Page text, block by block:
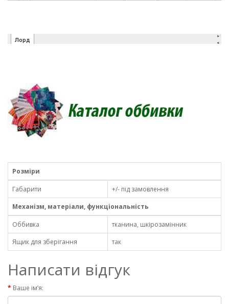
Розміри
Габарити
+/- під замовлення
Механізм, матеріали, функціональність
Оббивка
тканина, шкірозамінник
Ящик для зберігання
так
Написати відгук
Ваше ім’я: